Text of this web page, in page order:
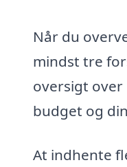
Når du
mindst tre
oversigt
budget og
At indhente